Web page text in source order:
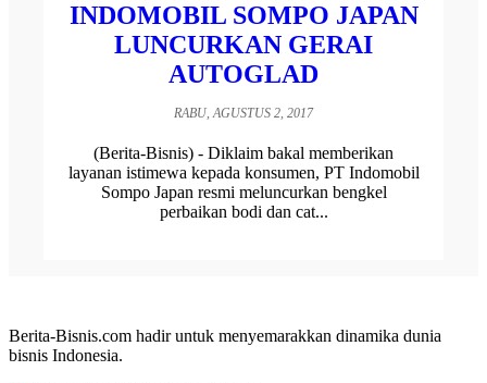
INDOMOBIL SOMPO JAPAN
LUNCURKAN GERAI
AUTOGLAD
RABU, AGUSTUS 2, 2017
(Berita-Bisnis) - Diklaim bakal memberikan
layanan istimewa kepada konsumen, PT Indomobil
Sompo Japan resmi meluncurkan bengkel
perbaikan bodi dan cat...
Berita-Bisnis.com hadir untuk menyemarakkan dinamika dunia
bisnis Indonesia.